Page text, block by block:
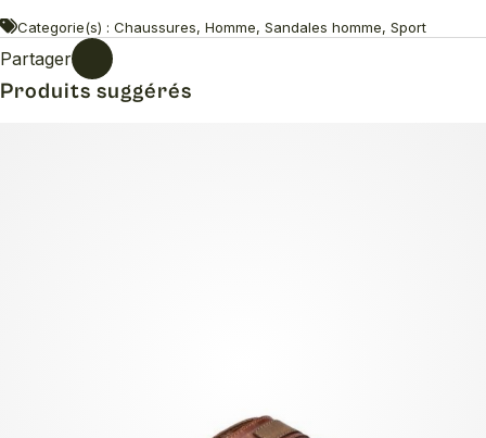
Categorie(s) : Chaussures, Homme, Sandales homme, Sport
Partager
Produits suggérés